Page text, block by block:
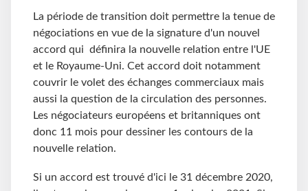
La période de transition doit permettre la tenue de
négociations en vue de la signature d'un nouvel
accord qui définira la nouvelle relation entre l'UE
et le Royaume-Uni. Cet accord doit notamment
couvrir le volet des échanges commerciaux mais
aussi la question de la circulation des personnes.
Les négociateurs européens et britanniques ont
donc 11 mois pour dessiner les contours de la
nouvelle relation.
Si un accord est trouvé d'ici le 31 décembre 2020,